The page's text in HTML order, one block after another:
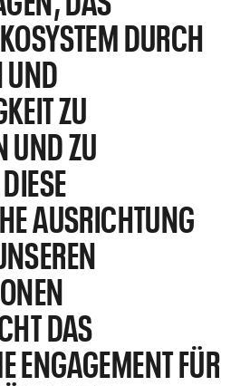
DURCH I
N
ZU E
ZU E
S
AUSRICHTUNG Z
O
U
DAS G
FÜR B